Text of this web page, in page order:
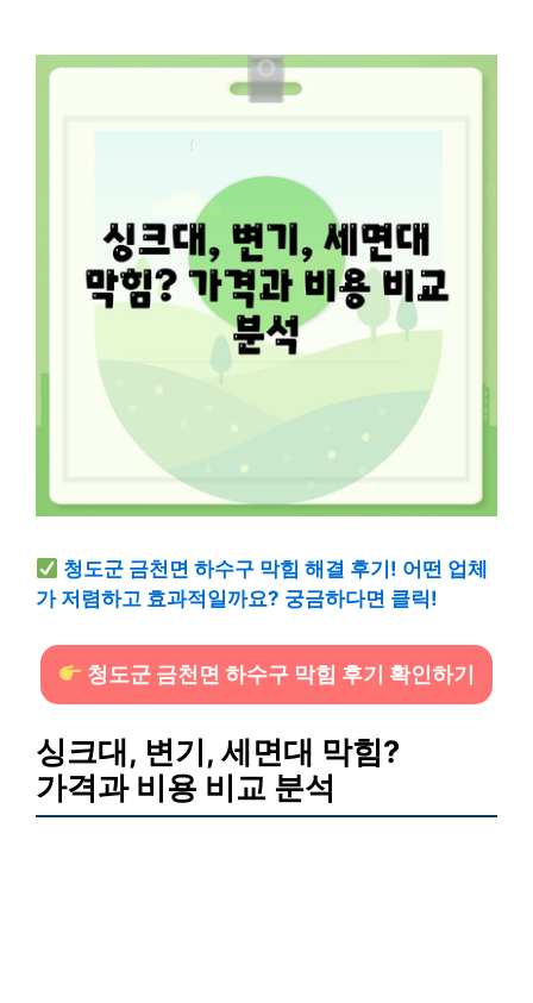
청도군 금천면 하수구 막힘 해결 후기! 어떤 업체
가 저렴하고 효과적일까요? 궁금하다면 클릭!
청도군 금천면 하수구 막힘 후기 확인하기
싱크대, 변기, 세면대 막힘?
가격과 비용 비교 분석